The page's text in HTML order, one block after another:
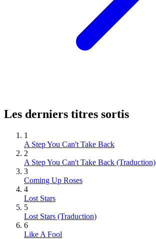
Les derniers titres sortis
1
A Step You Can't Take Back
2
A Step You Can't Take Back (Traduction)
3
Coming Up Roses
4
Lost Stars
5
Lost Stars (Traduction)
6
Like A Fool